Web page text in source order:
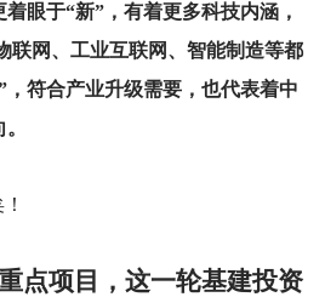
眼于“新”，有着更多科技内涵，
联网、工业互联网、智能制造等都
符合产业升级需要，也代表着中
点项目，这一轮基建投资